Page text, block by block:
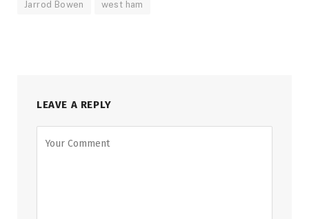
Jarrod Bowen west ham
LEAVE A REPLY